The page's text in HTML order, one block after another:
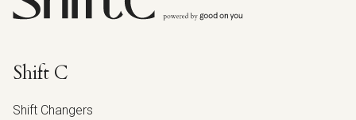
Shift C
Shift Changers